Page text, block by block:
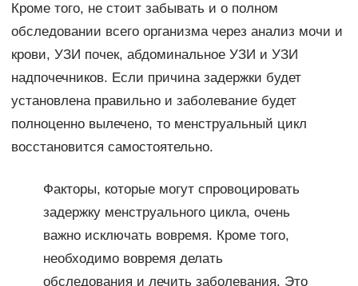
Кроме того, не стоит забывать и о полном
обследовании всего организма через анализ мочи и
крови, УЗИ почек, абдоминальное УЗИ и УЗИ
надпочечников. Если причина задержки будет
установлена правильно и заболевание будет
полноценно вылечено, то менструальный цикл
восстановится самостоятельно.
Факторы, которые могут спровоцировать
задержку менструального цикла, очень
важно исключать вовремя. Кроме того,
необходимо вовремя делать
обследования и лечить заболевания. Это